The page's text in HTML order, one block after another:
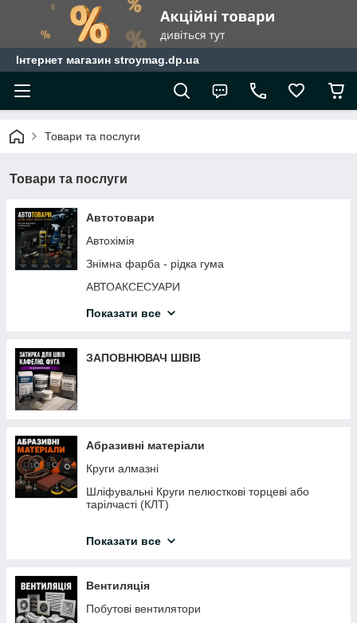
Інтернет магазин stroymag.dp.ua
Товари та послуги
Товари та послуги
Автотовари
Автохімія
Знімна фарба - рідка гума
АВТОАКСЕСУАРИ
АВТОМОБІЛЬНІ ЩІТКИ СКЛООЧИСНИКА
Інструмент для ремонту авто
Показати все
ЗАПОВНЮВАЧ ШВІВ
Абразивні матеріали
Круги алмазні
Шліфувальні Круги пелюсткові торцеві або
тарілчасті (КЛТ)
Показати все
Вентиляція
Побутові вентилятори